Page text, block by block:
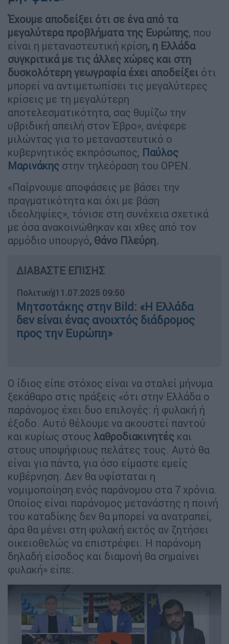
Έχουμε αποδείξει ότι σε ένα από τα
μεγαλύτερα προβλήματα της Ευρώπης, που
είναι η μεταναστευτική κρίση, η Ελλάδα
συγκριτικά με τις άλλες χώρες και στη
δυσκολότερη γεωγραφία έχει αποδείξει ότι
μπορεί να αντιμετωπίσει τις μεγαλύτερες
κρίσεις με τη μεγαλύτερη
αποτελεσματικότητα, σας θυμίζω την
υβριδική απειλή στον Έβρο», ανέφερε
μιλώντας για το μεταναστευτικό ο
κυβερνητικός εκπρόσωπος, Παύλος
Μαρινάκης στην τηλεόραση του OPEN.
«Παίρνουμε αποφάσεις με βάσει την
πραγματικότητα και όχι με βάση
ιδεοληψίες», τόνισε στη συνέχεια σχετικά
με όσα ανακοινώθηκαν και χθες από τον
αρμόδιο υπουργό, Θάνο Πλεύρη.
ΔΙΑΒΑΣΤΕ ΕΠΙΣΗΣ
Πολιτική|11.07.2025 09:50
Μητσοτάκης στην Bild: «H Ελλάδα
δεν είναι ένας ανοιχτός διάδρομος
προς την Ευρώπη»
Ο ίδιος είπε στόχος είναι να σταλεί μήνυμα
ξεκάθαρο στις πράξεις «ότι στην Ελλάδα ο
παράνομος έχει δυο επιλογές: ή φυλακή ή
έξοδο. Αυτό θέλουμε να ακουστεί παντού
και κυρίως στους λαθροδιακινητές και
στους υποψήφιους πελάτες τους. Αυτό θα
είναι για πάντα, για όσο είμαστε εμείς
κυβέρνηση. Δεν θα υφίσταται η
νομιμοποίηση ενός παράνομου στα 7 χρόνια.
Οποίος είναι παράνομος μετανάστης η ποινή
του καταδίκης δεν θα μπορεί να ανατραπεί,
άρα θα μένει στη φυλακή εκτός αν ζητήσει
οικειοθελώς να επιστρέφει. Η παράνομη
δηλαδή είσοδος και διαμονή θα σημαίνει
φυλακή» είπε.